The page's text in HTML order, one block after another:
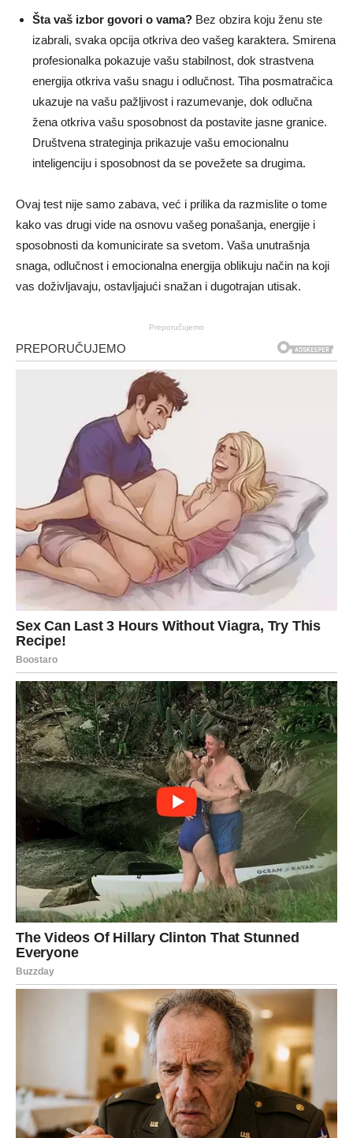
Šta vaš izbor govori o vama? Bez obzira koju ženu ste
izabrali, svaka opcija otkriva deo vašeg karaktera. Smirena
profesionalka pokazuje vašu stabilnost, dok strastvena
energija otkriva vašu snagu i odlučnost. Tiha posmatračica
ukazuje na vašu pažljivost i razumevanje, dok odlučna
žena otkriva vašu sposobnost da postavite jasne granice.
Društvena strateginja prikazuje vašu emocionalnu
inteligenciju i sposobnost da se povežete sa drugima.
Ovaj test nije samo zabava, već i prilika da razmislite o tome
kako vas drugi vide na osnovu vašeg ponašanja, energije i
sposobnosti da komunicirate sa svetom. Vaša unutrašnja
snaga, odlučnost i emocionalna energija oblikuju način na koji
vas doživljavaju, ostavljajući snažan i dugotrajan utisak.
Preporučujemo